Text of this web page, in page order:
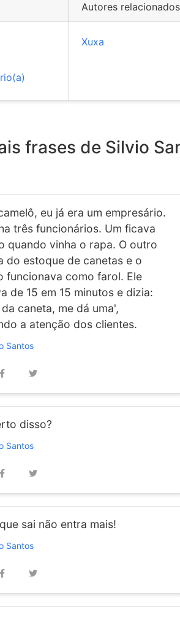
Autores relacionados
Xuxa
frases de Silvio
eu já era um empresário.
três funcionários. Um ficava
quando vinha o rapa. O outro
do estoque de canetas e o
funcionava como farol. Ele
de 15 em 15 minutos e dizia:
caneta, me dá uma',
a atenção dos clientes.
Santos
disso?
Santos
sai não entra mais!
Santos